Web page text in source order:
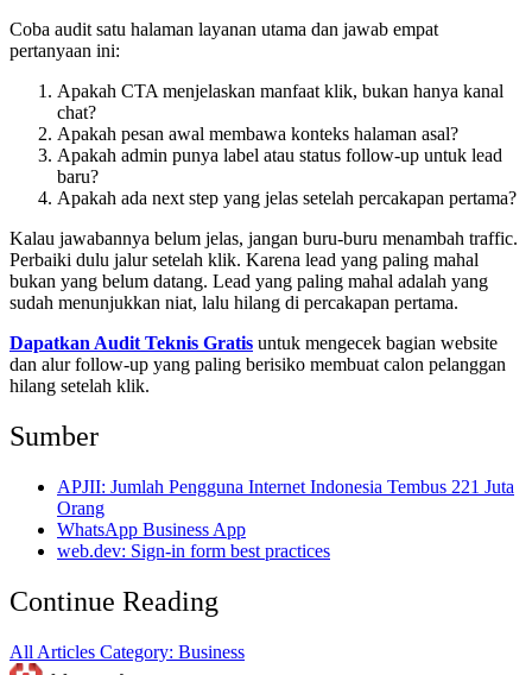
Coba audit satu halaman layanan utama dan jawab empat
pertanyaan ini:
Apakah CTA menjelaskan manfaat klik, bukan hanya kanal
chat?
Apakah pesan awal membawa konteks halaman asal?
Apakah admin punya label atau status follow-up untuk lead
baru?
Apakah ada next step yang jelas setelah percakapan pertama?
Kalau jawabannya belum jelas, jangan buru-buru menambah traffic.
Perbaiki dulu jalur setelah klik. Karena lead yang paling mahal
bukan yang belum datang. Lead yang paling mahal adalah yang
sudah menunjukkan niat, lalu hilang di percakapan pertama.
Dapatkan Audit Teknis Gratis untuk mengecek bagian website
dan alur follow-up yang paling berisiko membuat calon pelanggan
hilang setelah klik.
Sumber
APJII: Jumlah Pengguna Internet Indonesia Tembus 221 Juta
Orang
WhatsApp Business App
web.dev: Sign-in form best practices
Continue Reading
All Articles Category: Business